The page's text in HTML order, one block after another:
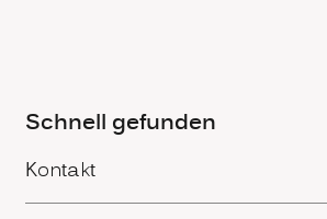
Schnell gefunden
Kontakt